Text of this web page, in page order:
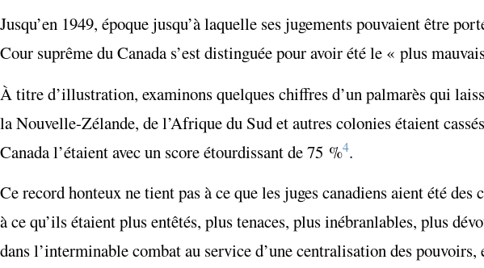
Jusqu’en 1949, époque jusqu’à laquelle ses jugements pouvaient être
Cour suprême du Canada s’est distinguée pour avoir été le « plus
À titre d’illustration, examinons quelques chiffres d’un palmarès qui
la Nouvelle-Zélande, de l’Afrique du Sud et autres colonies étaient
Canada l’étaient avec un score étourdissant de 75 %4.
Ce record honteux ne tient pas à ce que les juges canadiens aient été
à ce qu’ils étaient plus entêtés, plus tenaces, plus inébranlables, plus
dans l’interminable combat au service d’une centralisation des pouvoirs,